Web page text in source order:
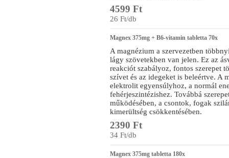
4599 Ft
26 Ft/db
Magnex 375mg + B6-vitamin tabletta 70x
A magnézium a szervezetben
lágy szövetekben van jelen. Ez az
reakciót szabályoz, fontos szerepet
szívet és az idegeket is beleértve. A
elektrolit egyensúlyhoz, a normál
fehérjeszintézishez. Továbbá
működésében, a csontok, fogak
kimerültség csökkentésében.
2390 Ft
34 Ft/db
Magnex 375mg tabletta 180x